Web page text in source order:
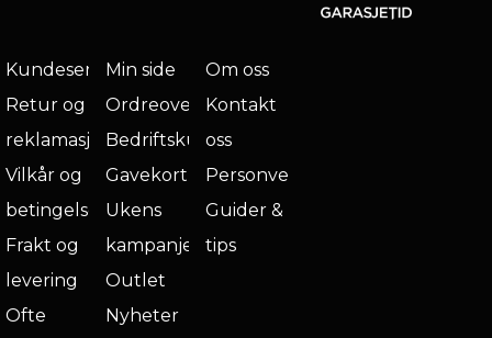
Kundeservice
Retur og
reklamasjon
Vilkår og
betingelser
Frakt og
levering
Ofte
Min side
Ordreoversikt
Bedriftskunde
Gavekort
Ukens
kampanje
Outlet
Nyheter
Om oss
Kontakt
oss
Personvern
Guider &
tips